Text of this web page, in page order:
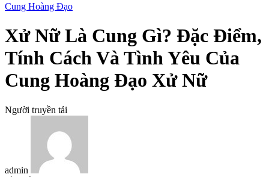
Cung Hoàng Đạo
Xử Nữ Là Cung Gì? Đặc Điểm,
Tính Cách Và Tình Yêu Của
Cung Hoàng Đạo Xử Nữ
Người truyền tải
admin